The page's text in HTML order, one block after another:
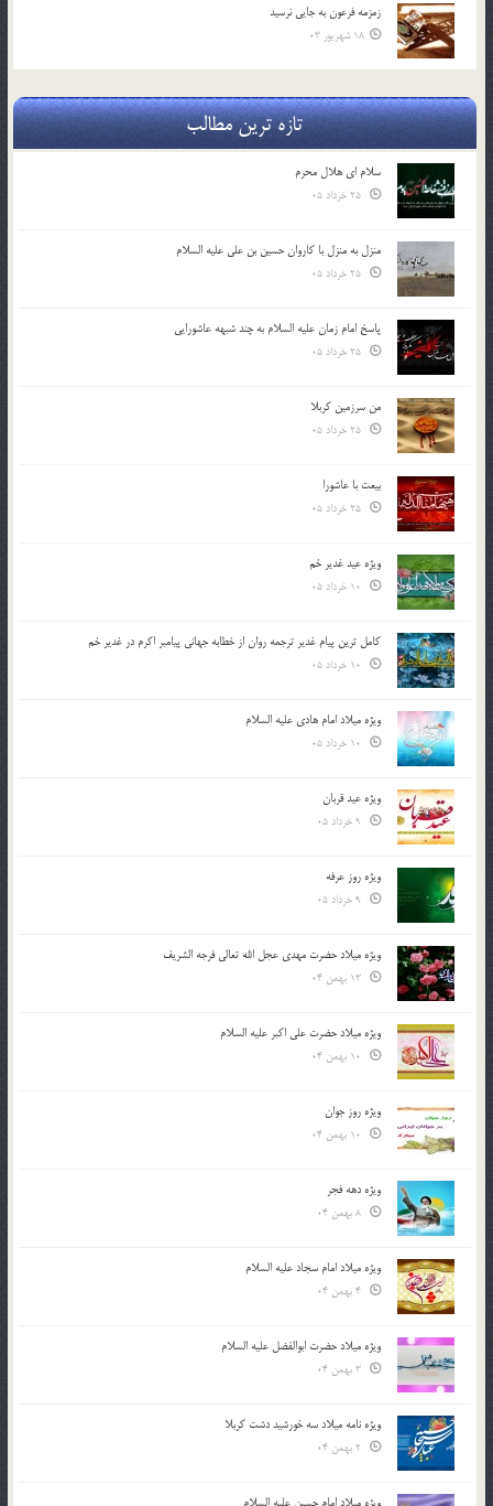
زمزمه فرعون به جايي نرسيد
18 شهریور 03
تازه ترین مطالب
سلام ای هلال محرم
منزل به منزل با کاروان حسین بن علی علیه السلام
پاسخ امام زمان علیه السلام به چند شبهه عاشورایی
من سرزمین کربلا
بیعت با عاشورا
ویژه عید غدیر خم
کامل ترین پیام غدیر ترجمه روان از خطابه جهانی پیامبر اکرم در غدیر خم
ویژه میلاد امام هادی علیه السلام
ویژه عید قربان
ویژه روز عرفه
ویژه میلاد حضرت مهدی عجل الله تعالی فرجه الشريف
ویژه میلاد حضرت علی اکبر علیه السلام
ویژه روز جوان
ویژه دهه فجر
ویژه میلاد امام سجاد علیه السلام
ویژه میلاد حضرت ابوالفضل علیه السلام
ویژه نامه میلاد سه خورشید دشت کربلا